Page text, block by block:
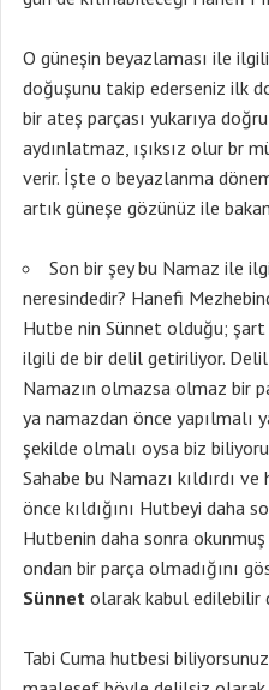
O güneşin beyazlaması ile
doğuşunu takip ederseniz ilk
bir ateş parçası yukarıya
aydınlatmaz, ışıksız olur br
verir. İşte o beyazlanma
artık güneşe gözünüz ile
Son bir şey bu Namaz ile
neresindedir? Hanefi
Hutbe nin Sünnet olduğu;
ilgili de bir delil getiriliyor.
Namazın olmazsa olmaz bir
ya namazdan önce yapılmalı
şekilde olmalı oysa biz
Sahabe bu Namazı kıldırdı
önce kıldığını Hutbeyi daha
Hutbenin daha sonra
ondan bir parça olmadığını
Sünnet olarak kabul edilebilir
Tabi Cuma hutbesi